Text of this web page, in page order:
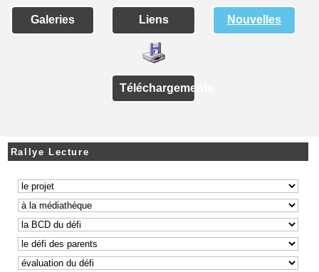
Galeries Liens Nouvelles
Téléchargements
Rallye Lecture